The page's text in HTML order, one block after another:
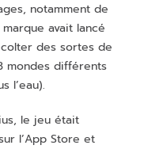
notamment de
avait lancé
des sortes de
mondes différents
l’eau).
le jeu était
l’App Store et